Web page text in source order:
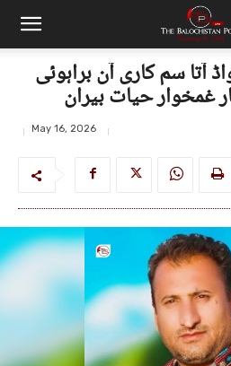
آتا سم کاری آن براہوئی
غمخوار حیات بیران
May 16, 2026